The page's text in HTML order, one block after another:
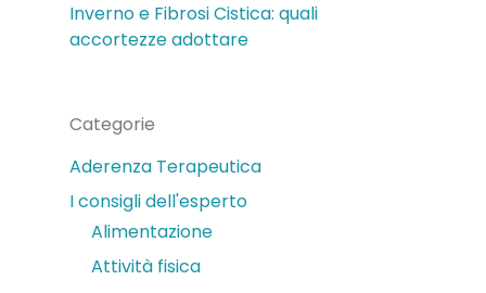
Inverno e Fibrosi Cistica: quali
accortezze adottare
Categorie
Aderenza Terapeutica
I consigli dell'esperto
Alimentazione
Attività fisica